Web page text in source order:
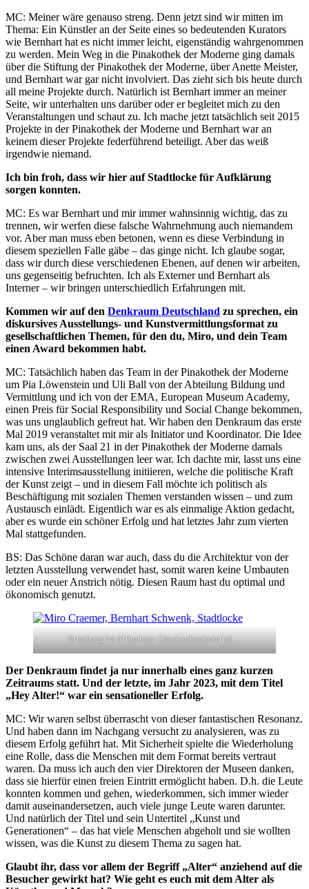
MC: Meiner wäre genauso streng. Denn jetzt sind wir mitten im
Thema: Ein Künstler an der Seite eines so bedeutenden Kurators
wie Bernhart hat es nicht immer leicht, eigenständig wahrgenommen
zu werden. Mein Weg in die Pinakothek der Moderne ging damals
über die Stiftung der Pinakothek der Moderne, über Anette Meister,
und Bernhart war gar nicht involviert. Das zieht sich bis heute durch
all meine Projekte durch. Natürlich ist Bernhart immer an meiner
Seite, wir unterhalten uns darüber oder er begleitet mich zu den
Veranstaltungen und schaut zu. Ich mache jetzt tatsächlich seit 2015
Projekte in der Pinakothek der Moderne und Bernhart war an
keinem dieser Projekte federführend beteiligt. Aber das weiß
irgendwie niemand.
Ich bin froh, dass wir hier auf Stadtlocke für Aufklärung
sorgen konnten.
MC: Es war Bernhart und mir immer wahnsinnig wichtig, das zu
trennen, wir werfen diese falsche Wahrnehmung auch niemandem
vor. Aber man muss eben betonen, wenn es diese Verbindung in
diesem speziellen Falle gäbe – das ginge nicht. Ich glaube sogar,
dass wir durch diese verschiedenen Ebenen, auf denen wir arbeiten,
uns gegenseitig befruchten. Ich als Externer und Bernhart als
Interner – wir bringen unterschiedlich Erfahrungen mit.
Kommen wir auf den Denkraum Deutschland zu sprechen, ein
diskursives Ausstellungs- und Kunstvermittlungsformat zu
gesellschaftlichen Themen, für den du, Miro, und dein Team
einen Award bekommen habt.
MC: Tatsächlich haben das Team in der Pinakothek der Moderne
um Pia Löwenstein und Uli Ball von der Abteilung Bildung und
Vermittlung und ich von der EMA, European Museum Academy,
einen Preis für Social Responsibility und Social Change bekommen,
was uns unglaublich gefreut hat. Wir haben den Denkraum das erste
Mal 2019 veranstaltet mit mir als Initiator und Koordinator. Die Idee
kam uns, als der Saal 21 in der Pinakothek der Moderne damals
zwischen zwei Ausstellungen leer war. Ich dachte mir, lasst uns eine
intensive Interimsausstellung initiieren, welche die politische Kraft
der Kunst zeigt – und in diesem Fall möchte ich politisch als
Beschäftigung mit sozialen Themen verstanden wissen – und zum
Austausch einlädt. Eigentlich war es als einmalige Aktion gedacht,
aber es wurde ein schöner Erfolg und hat letztes Jahr zum vierten
Mal stattgefunden.
BS: Das Schöne daran war auch, dass du die Architektur von der
letzten Ausstellung verwendet hast, somit waren keine Umbauten
oder ein neuer Anstrich nötig. Diesen Raum hast du optimal und
ökonomisch genutzt.
Erholung im Münchner Glockenbachviertel…
Der Denkraum findet ja nur innerhalb eines ganz kurzen
Zeitraums statt. Und der letzte, im Jahr 2023, mit dem Titel
„Hey Alter!“ war ein sensationeller Erfolg.
MC: Wir waren selbst überrascht von dieser fantastischen Resonanz.
Und haben dann im Nachgang versucht zu analysieren, was zu
diesem Erfolg geführt hat. Mit Sicherheit spielte die Wiederholung
eine Rolle, dass die Menschen mit dem Format bereits vertraut
waren. Da muss ich auch den vier Direktoren der Museen danken,
dass sie hierfür einen freien Eintritt ermöglicht haben. D.h. die Leute
konnten kommen und gehen, wiederkommen, sich immer wieder
damit auseinandersetzen, auch viele junge Leute waren darunter.
Und natürlich der Titel und sein Untertitel „Kunst und
Generationen“ – das hat viele Menschen abgeholt und sie wollten
wissen, was die Kunst zu diesem Thema zu sagen hat.
Glaubt ihr, dass vor allem der Begriff „Alter“ anziehend auf die
Besucher gewirkt hat? Wie geht es euch mit dem Alter als